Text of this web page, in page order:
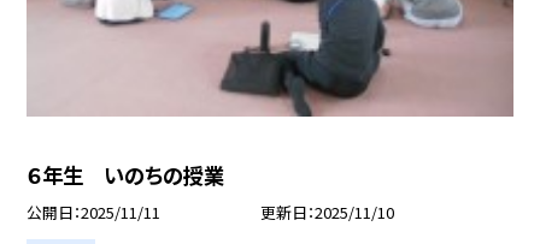
６年生 いのちの授業
公開日 2025/11/11 更新日 2025/11/10